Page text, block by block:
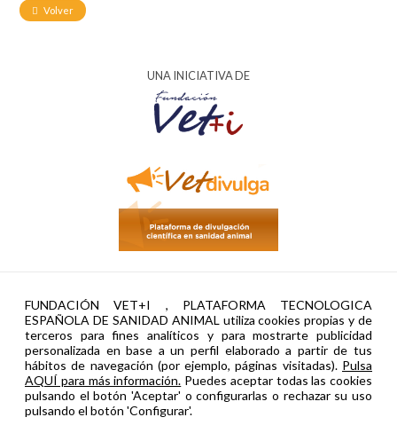
Volver
UNA INICIATIVA DE
FUNDACIÓN VET+I , PLATAFORMA TECNOLOGICA
ESPAÑOLA DE SANIDAD ANIMAL utiliza cookies propias y de
terceros para fines analíticos y para mostrarte publicidad
personalizada en base a un perfil elaborado a partir de tus
hábitos de navegación (por ejemplo, páginas visitadas). Pulsa
AQUÍ para más información. Puedes aceptar todas las cookies
pulsando el botón 'Aceptar' o configurarlas o rechazar su uso
pulsando el botón 'Configurar'.